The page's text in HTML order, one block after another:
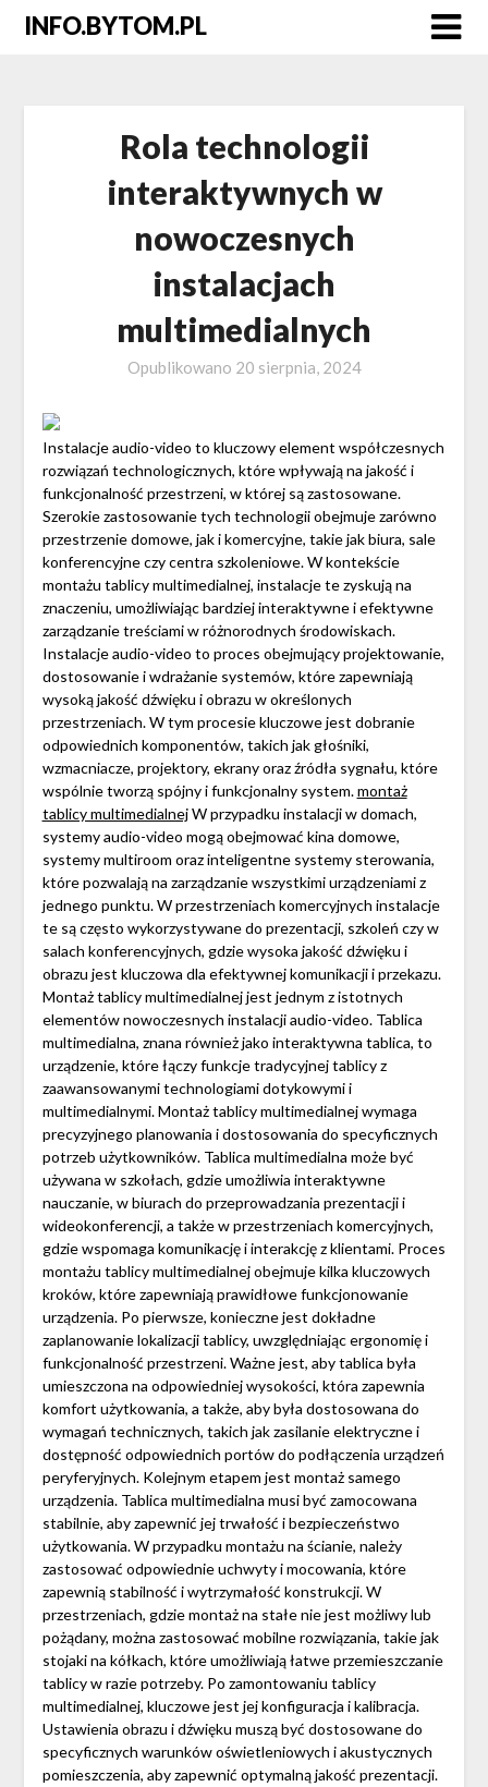
SkipINFO.BYTOM.PL
Rola technologii
interaktywnych w
nowoczesnych
instalacjach
multimedialnych
Opublikowano 20 sierpnia, 2024
Instalacje audio-video to kluczowy element współczesnych
rozwiązań technologicznych, które wpływają na jakość i
funkcjonalność przestrzeni, w której są zastosowane.
Szerokie zastosowanie tych technologii obejmuje zarówno
przestrzenie domowe, jak i komercyjne, takie jak biura, sale
konferencyjne czy centra szkoleniowe. W kontekście
montażu tablicy multimedialnej, instalacje te zyskują na
znaczeniu, umożliwiając bardziej interaktywne i efektywne
zarządzanie treściami w różnorodnych środowiskach.
Instalacje audio-video to proces obejmujący projektowanie,
dostosowanie i wdrażanie systemów, które zapewniają
wysoką jakość dźwięku i obrazu w określonych
przestrzeniach. W tym procesie kluczowe jest dobranie
odpowiednich komponentów, takich jak głośniki,
wzmacniacze, projektory, ekrany oraz źródła sygnału, które
wspólnie tworzą spójny i funkcjonalny system.montaż
tablicy multimedialnejW przypadku instalacji w domach,
systemy audio-video mogą obejmować kina domowe,
systemy multiroom oraz inteligentne systemy sterowania,
które pozwalają na zarządzanie wszystkimi urządzeniami z
jednego punktu. W przestrzeniach komercyjnych instalacje
te są często wykorzystywane do prezentacji, szkoleń czy w
salach konferencyjnych, gdzie wysoka jakość dźwięku i
obrazu jest kluczowa dla efektywnej komunikacji i przekazu.
Montaż tablicy multimedialnej jest jednym z istotnych
elementów nowoczesnych instalacji audio-video. Tablica
multimedialna, znana również jako interaktywna tablica, to
urządzenie, które łączy funkcje tradycyjnej tablicy z
zaawansowanymi technologiami dotykowymi i
multimedialnymi. Montaż tablicy multimedialnej wymaga
precyzyjnego planowania i dostosowania do specyficznych
potrzeb użytkowników. Tablica multimedialna może być
używana w szkołach, gdzie umożliwia interaktywne
nauczanie, w biurach do przeprowadzania prezentacji i
wideokonferencji, a także w przestrzeniach komercyjnych,
gdzie wspomaga komunikację i interakcję z klientami. Proces
montażu tablicy multimedialnej obejmuje kilka kluczowych
kroków, które zapewniają prawidłowe funkcjonowanie
urządzenia. Po pierwsze, konieczne jest dokładne
zaplanowanie lokalizacji tablicy, uwzględniając ergonomię i
funkcjonalność przestrzeni. Ważne jest, aby tablica była
umieszczona na odpowiedniej wysokości, która zapewnia
komfort użytkowania, a także, aby była dostosowana do
wymagań technicznych, takich jak zasilanie elektryczne i
dostępność odpowiednich portów do podłączenia urządzeń
peryferyjnych. Kolejnym etapem jest montaż samego
urządzenia. Tablica multimedialna musi być zamocowana
stabilnie, aby zapewnić jej trwałość i bezpieczeństwo
użytkowania. W przypadku montażu na ścianie, należy
zastosować odpowiednie uchwyty i mocowania, które
zapewnią stabilność i wytrzymałość konstrukcji. W
przestrzeniach, gdzie montaż na stałe nie jest możliwy lub
pożądany, można zastosować mobilne rozwiązania, takie jak
stojaki na kółkach, które umożliwiają łatwe przemieszczanie
tablicy w razie potrzeby. Po zamontowaniu tablicy
multimedialnej, kluczowe jest jej konfiguracja i kalibracja.
Ustawienia obrazu i dźwięku muszą być dostosowane do
specyficznych warunków oświetleniowych i akustycznych
pomieszczenia, aby zapewnić optymalną jakość prezentacji.